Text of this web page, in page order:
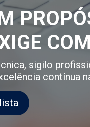
sigilo
contínua